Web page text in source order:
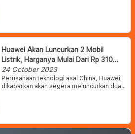
Huawei Akan Luncurkan 2 Mobil
Listrik, Harganya Mulai Dari Rp 310
Jutaan
24 October 2023
Perusahaan teknologi asal China, Huawei,
dikabarkan akan segera meluncurkan dua